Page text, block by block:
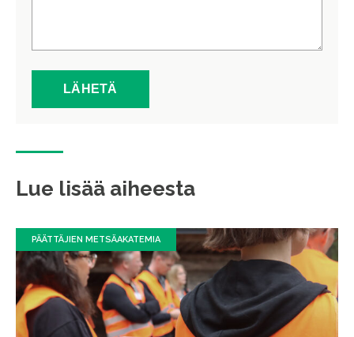
Lue lisää aiheesta
PÄÄTTÄJIEN METSÄAKATEMIA